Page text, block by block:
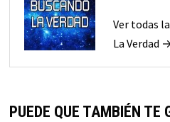
Ver todas
La Verdad
PUEDE QUE TAMBIÉN TE